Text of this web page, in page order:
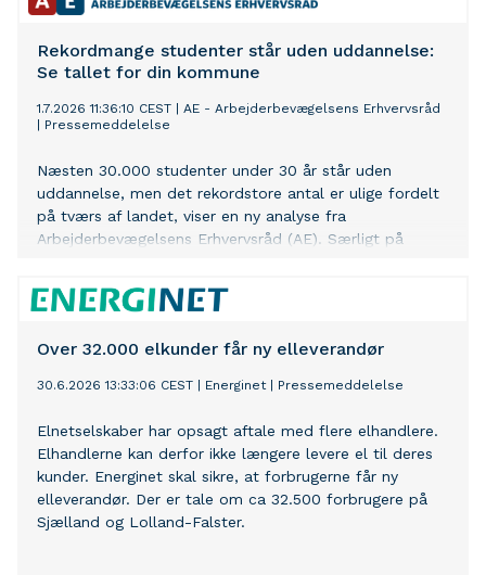
Rekordmange studenter står uden uddannelse:
Se tallet for din kommune
1.7.2026 11:36:10 CEST
AE - Arbejderbevægelsens Erhvervsråd
Pressemeddelelse
Næsten 30.000 studenter under 30 år står uden
uddannelse, men det rekordstore antal er ulige fordelt
på tværs af landet, viser en ny analyse fra
Arbejderbevægelsens Erhvervsråd (AE). Særligt på
studenter uden uddannelse, mens andelen er lav i
Jylland, på Fyn og nord for København.
Over 32.000 elkunder får ny elleverandør
30.6.2026 13:33:06 CEST Energinet| Pressemeddelelse
Elnetselskaber har opsagt aftale med flere elhandlere.
Elhandlerne kan derfor ikke længere levere el til deres
kunder. Energinet skal sikre, at forbrugerne får ny
elleverandør. Der er tale om ca 32.500 forbrugere på
Sjælland og Lolland-Falster.